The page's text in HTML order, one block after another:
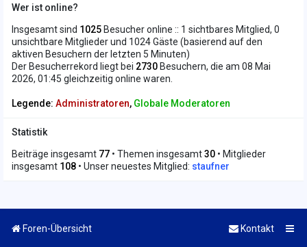
Wer ist online?
Insgesamt sind 1025 Besucher online :: 1 sichtbares Mitglied, 0
unsichtbare Mitglieder und 1024 Gäste (basierend auf den
aktiven Besuchern der letzten 5 Minuten)
Der Besucherrekord liegt bei 2730 Besuchern, die am 08 Mai
2026, 01:45 gleichzeitig online waren.
Legende: Administratoren, Globale Moderatoren
Statistik
Beiträge insgesamt 77 • Themen insgesamt30 • Mitglieder
insgesamt 108 • Unser neuestes Mitglied: staufner
Foren-Übersicht Kontakt